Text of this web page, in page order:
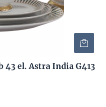
43 el. Astra India G413